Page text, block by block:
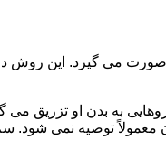
می گیرد. این روش در
به بدن او تزریق
معمولاً توصیه نمی